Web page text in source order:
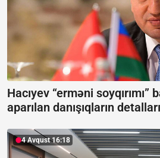
Hacıyev “erməni soyqırımı”
aparılan danışıqların
4 Avqust 16:18